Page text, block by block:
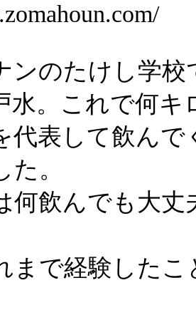
ンのたけし学
水。これで何
代表して飲ん
。
何飲んでも大
まで経験した